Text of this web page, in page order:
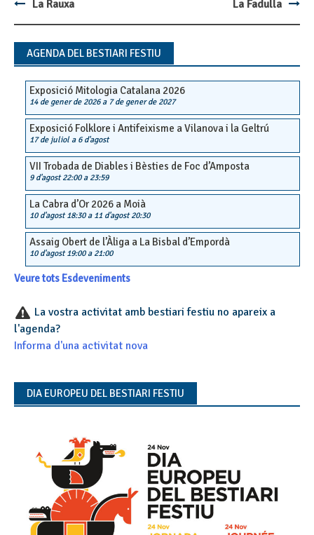
Post
navigation
La Rauxa La Fadulla
AGENDA DEL BESTIARI FESTIU
Exposició Mitologia Catalana 2026
14 de gener de 2026a 7 de gener de 2027
Exposició Folklore i Antifeixisme a Vilanova i la Geltrú
17 de juliola 6 d'agost
VII Trobada de Diables i Bèsties de Foc d’Amposta
9 d'agost 22:00a 23:59
La Cabra d’Or 2026 a Moià
10 d'agost 18:30a 11 d'agost 20:30
Assaig Obert de l’Àliga a La Bisbal d’Empordà
10 d'agost 19:00a 21:00
Veure tots Esdeveniments
La vostra activitat amb bestiari festiu no apareix a
l'agenda?
Informa d'una activitat nova
DIA EUROPEU DEL BESTIARI FESTIU